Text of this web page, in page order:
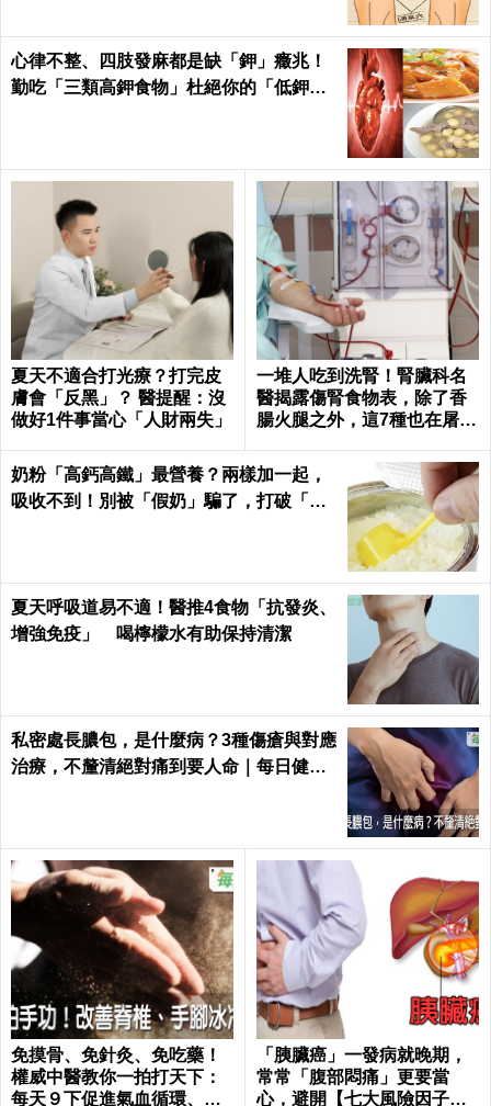
心律不整、四肢發麻都是缺「鉀」癥兆！
勤吃「三類高鉀食物」杜絕你的「低鉀」
夏天不適合打光療？打完皮
膚會「反黑」？ 醫提醒：沒
做好1件事當心「人財兩失」
一堆人吃到洗腎！腎臟科名
醫揭露傷腎食物表，除了香
腸火腿之外，這7種也在屠殺
奶粉「高鈣高鐵」最營養？兩樣加一起，
吸收不到！別被「假奶」騙了，打破「營
夏天呼吸道易不適！醫推4食物「抗發炎、
增強免疫」 喝檸檬水有助保持清潔
私密處長膿包，是什麼病？3種傷瘡與對應
治療，不釐清絕對痛到要人命｜每日健康
免摸骨、免針灸、免吃藥！
權威中醫教你一拍打天下：
每天９下促進氣血循環、活
「胰臟癌」一發病就晚期，
常常「腹部悶痛」更要當
心，避開【七大風險因子】